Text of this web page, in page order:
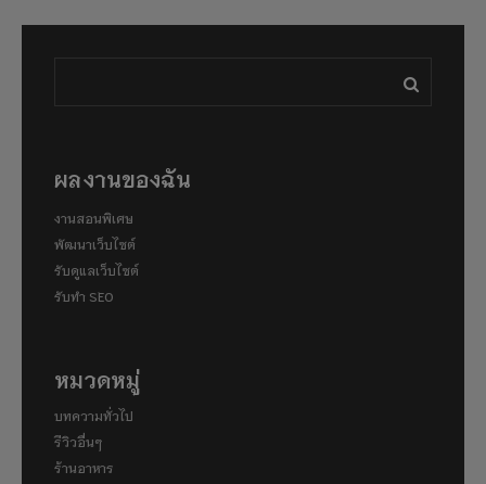
ผลงานของฉัน
งานสอนพิเศษ
พัฒนาเว็บไซต์
รับดูแลเว็บไซต์
รับทำ SEO
หมวดหมู่
บทความทั่วไป
รีวิวอื่นๆ
ร้านอาหาร